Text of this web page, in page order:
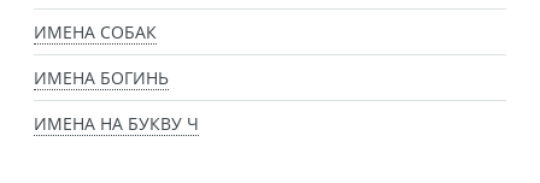
ИМЕНА СОБАК
ИМЕНА БОГИНЬ
ИМЕНА НА БУКВУ Ч